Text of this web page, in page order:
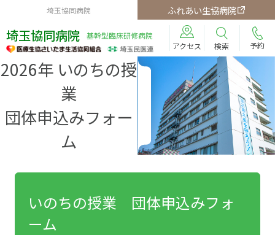
埼玉協同病院 ふれあい生協病院
埼玉協同病院
基幹型臨床研修病院
アクセス
検索 予約
2026年 いのちの授
業
団体申込みフォー
ム
いのちの授業 団体申込みフォ
ーム